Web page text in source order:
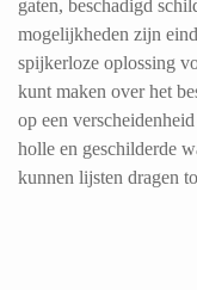
gaten, beschadigd
mogelijkheden zijn
spijkerloze oplossing
kunt maken over het
op een
holle en geschilderde
kunnen lijsten dragen